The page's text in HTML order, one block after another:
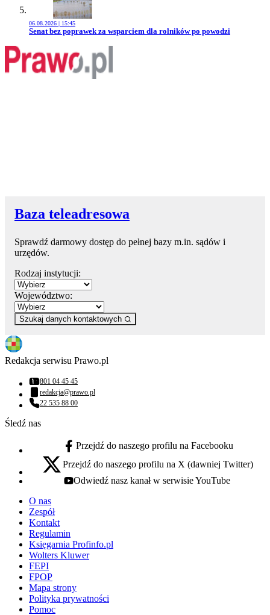
06.08.2026 | 15:45
Przejdź do artykułu:
Senat bez poprawek za wsparciem dla rolników po powodzi
Baza teleadresowa
Sprawdź darmowy dostęp do pełnej bazy m.in. sądów i
urzędów.
Rodzaj instytucji:
Województwo:
Szukaj danych kontaktowych
Redakcja serwisu Prawo.pl
Numer telefonu:
801 04 45 45
Adres email:
redakcja@prawo.pl
Numer telefonu:
22 535 88 00
Śledź nas
facebook - otwiera się w nowej karcie
Przejdź do naszego profilu na Facebooku
x - otwiera się w nowej karcie
Przejdź do naszego profilu na X (dawniej Twitter)
youtube - otwiera się w nowej karcie
Odwiedź nasz kanał w serwisie YouTube
O nas
Zespół
Kontakt
Regulamin
Księgarnia Profinfo.pl
Wolters Kluwer
FEPI
FPOP
Mapa strony
Polityka prywatności
Pomoc